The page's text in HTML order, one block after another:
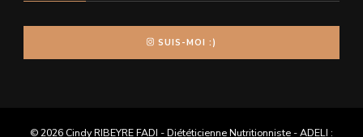
SUIS-MOI :)
© 2026 Cindy RIBEYRE FADI - Diététicienne Nutritionniste - ADELI :